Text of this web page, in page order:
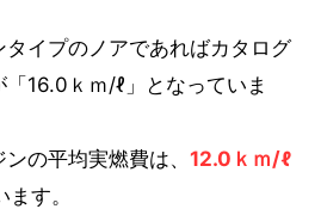
イプのノアであればカタログ
16.0ｋｍ/ℓ」となっていま
の平均実燃費は、 12.0ｋｍ/ℓ
す。